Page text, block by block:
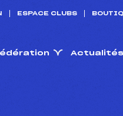
ESPACE CLUBS
Actualités